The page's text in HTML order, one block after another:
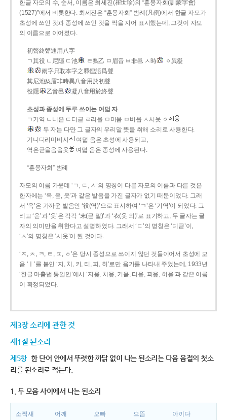
한글 자모의 수, 순서, 이름은 최세진(崔世珍)의 “훈몽자회(訓蒙字會)
(1527)”에서 비롯한다. 최세진은 “훈몽자회” 범례(凡例)에서 한글 자모가
초성에 쓰인 것과 종성에 쓰인 것을 짝을 지어 표시했는데, 그것이 자모
의 이름으로 이어졌다.
初聲終聲通用八字
ㄱ其役 ㄴ尼隱 ㄷ池
ㄹ梨乙 ㅁ眉音 ㅂ非邑 ㅅ時
ㆁ異凝
兩字只取本字之釋俚語爲聲
其尼池梨眉非時異八音用於初聲
役隱
乙音邑 凝八音用於終聲
초성과 종성에 두루 쓰이는 여덟 자
ㄱ기역 ㄴ니은 ㄷ디귿 ㄹ리을 ㅁ미음 ㅂ비읍 ㅅ시옷 ㆁ
두 자는 다만 그 글자의 우리말 뜻을 취해 소리로 사용한다.
기니디리미비시
여덟 음은 초성에 사용되고,
역은귿을음읍옷
여덟 음은 종성에 사용된다.
“훈몽자회” 범례
자모의 이름 가운데 ‘ㄱ, ㄷ, ㅅ’의 명칭이 다른 자모의 이름과 다른 것은
한자에는 ‘윽, 읃, 읏’과 같은 발음을 가진 글자가 없기 때문이었다. 그래
서 ‘윽’은 가까운 발음인 ‘役(역)’으로 표시하여 ‘ㄱ’은 ‘기역’이 되었다. 그
리고 ‘읃’과 ‘읏’은 각각 ‘末(귿 말)’과 ‘衣(옷 의)’로 표기하고, 두 글자는 글
자의 의미만을 취한다고 설명하였다. 그래서 ‘ㄷ’의 명칭은 ‘디귿’이,
‘ㅅ’의 명칭은 ‘시옷’이 된 것이다.
‘ㅈ, ㅊ, ㅋ, ㅌ, ㅍ, ㅎ’은 당시 종성으로 쓰이지 않던 것들이어서 초성에 모
음 ‘ㅣ’를 붙인 ‘지, 치, 키, 티, 피, 히’로만 음가를 나타내 주었는데, 1933년
‘한글 마춤법 통일안’에서 ‘지읒, 치읓, 키읔, 티읕, 피읖, 히읗’과 같은 이름
이 확정되었다.
제3장 소리에 관한 것
제1절 된소리
제5항 한 단어 안에서 뚜렷한 까닭 없이 나는 된소리는 다음 음절의 첫소
리를 된소리로 적는다.
1. 두 모음 사이에서 나는 된소리
소쩍새 어깨 오빠 으뜸
아끼다